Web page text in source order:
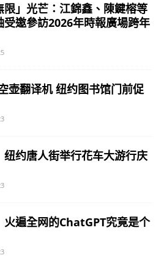
限」光芒：江錦鑫、陳鍵榕等
受邀參訪2026年時報廣場跨年
壶翻译机 纽约图书馆门前促
纽约唐人街举行花车大游行庆
火遍全网的ChatGPT究竟是个